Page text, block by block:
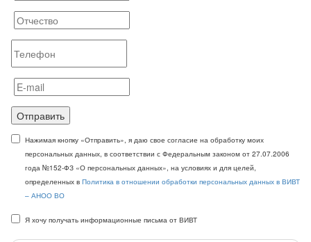
Отправить
Нажимая кнопку «Отправить», я даю свое согласие на обработку моих
персональных данных, в соответствии с Федеральным законом от 27.07.2006
года №152-ФЗ «О персональных данных», на условиях и для целей,
определенных в Политика в отношении обработки персональных данных в ВИВТ
– АНОО ВО
Я хочу получать информационные письма от ВИВТ